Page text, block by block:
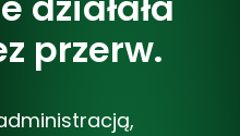
przerw.